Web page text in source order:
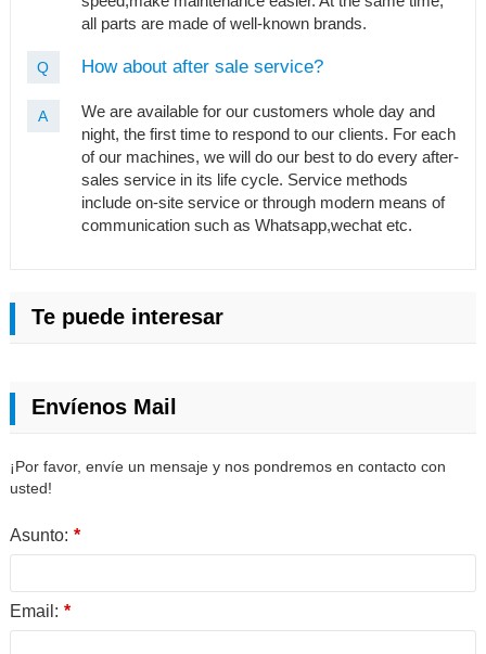
all parts are made of well-known brands.
Q How about after sale service?
A
We are available for our customers whole day and
night, the first time to respond to our clients. For each
of our machines, we will do our best to do every after-
sales service in its life cycle. Service methods
include on-site service or through modern means of
communication such as Whatsapp,wechat etc.
Te puede interesar
Envíenos Mail
¡Por favor, envíe un mensaje y nos pondremos en contacto con
usted!
Asunto: *
Email: *